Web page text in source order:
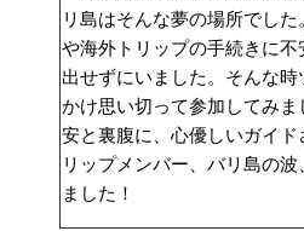
リ島はそんな夢の場所でし
や海外トリップの手続きに
出せずにいました。そんな
かけ思い切って参加してみ
安と裏腹に、心優しいガイド
リップメンバー、バリ島の
ました！